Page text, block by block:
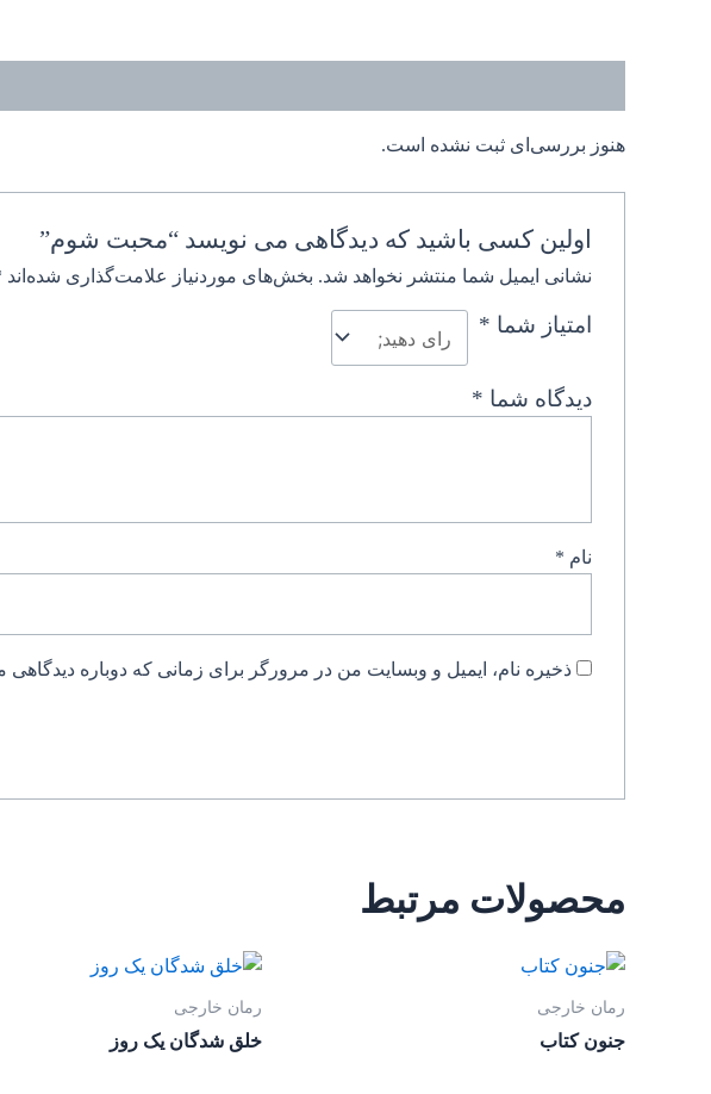
هنوز بررسی‌ای ثبت نشده است.
اولین کسی باشید که دیدگاهی می نویسد “محبت شوم”
نشانی ایمیل شما منتشر نخواهد شد. بخش‌های موردنیاز علامت‌گذاری شده‌اند
امتیاز شما *
دیدگاه شما *
نام *
ذخیره نام، ایمیل و وبسایت من در مرورگر برای زمانی که دوباره
محصولات مرتبط
رمان خارجی
جنون کتاب
رمان خارجی
خلق شدگان یک روز